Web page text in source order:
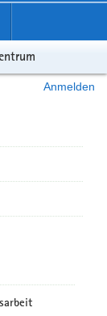
Anmelden